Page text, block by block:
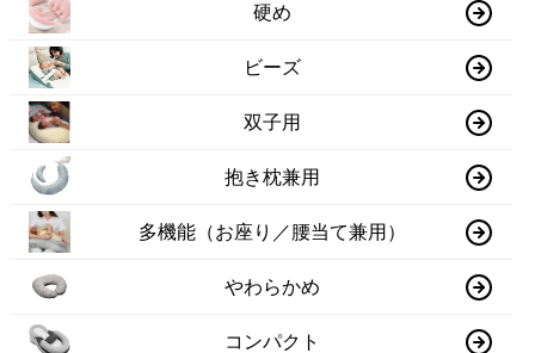
硬め
ビーズ
双子用
抱き枕兼用
多機能（お座り／腰当て兼用）
やわらかめ
コンパクト